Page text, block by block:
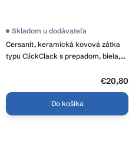
Cersanit, keramická kovová zátka
typu ClickClack s prepadom, biela,
Priemerné
produktu
je
4,7
Skladom u dodávateľa
€20,80
Do košíka